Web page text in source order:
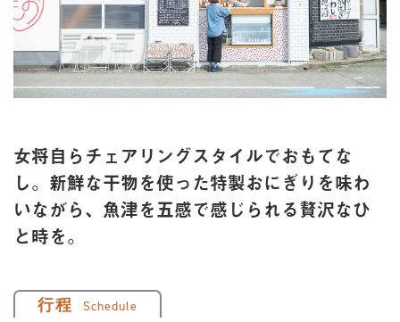
女将自らチェアリングスタイルでおもてな
し。新鮮な干物を使った特製おにぎりを味わ
いながら、魚津を五感で感じられる贅沢なひ
と時を。
行程 Schedule